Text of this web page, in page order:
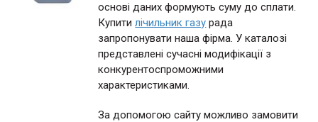
основі даних формують суму до сплати.
Купитилічильник газу рада
запропонувати наша фірма. У каталозі
представлені сучасні модифікації з
конкурентоспроможними
характеристиками.
За допомогою сайту можливо замовити